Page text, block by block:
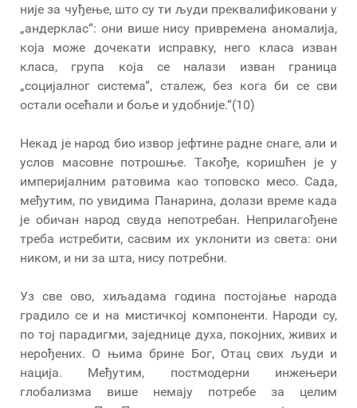
није за чуђење, што су ти људи преквалификовани у
„андерклас“: они више нису привремена аномалија,
која може дочекати исправку, него класа изван
класа, група која се налази изван граница
„социјалног система“, сталеж, без кога би се сви
остали осећали и боље и удобније.“(10)
Некад је народ био извор јефтине радне снаге, али и
услов масовне потрошње. Такође, коришћен је у
империјалним ратовима као топовско месо. Сада,
међутим, по увидима Панарина, долази време када
је обичан народ свуда непотребан. Неприлагођене
треба истребити, сасвим их уклонити из света: они
ником, и ни за шта, нису потребни.
Уз све ово, хиљадама година постојање народа
градило се и на мистичкој компоненти. Народи су,
по тој парадигми, заједнице духа, покојних, живих и
нерођених. О њима брине Бог, Отац свих људи и
нација. Међутим, постмодерни инжењери
глобализма више немају потребе за целим